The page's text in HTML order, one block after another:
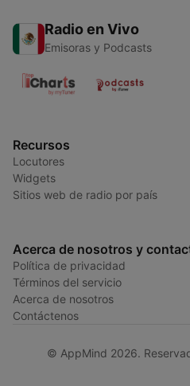
Radio en Vivo
Emisoras y Podcasts
Recursos
Locutores
Widgets
Sitios web de radio por país
Acerca de nosotros y
Política de privacidad
Términos del servicio
Acerca de nosotros
Contáctenos
© AppMind 2026.